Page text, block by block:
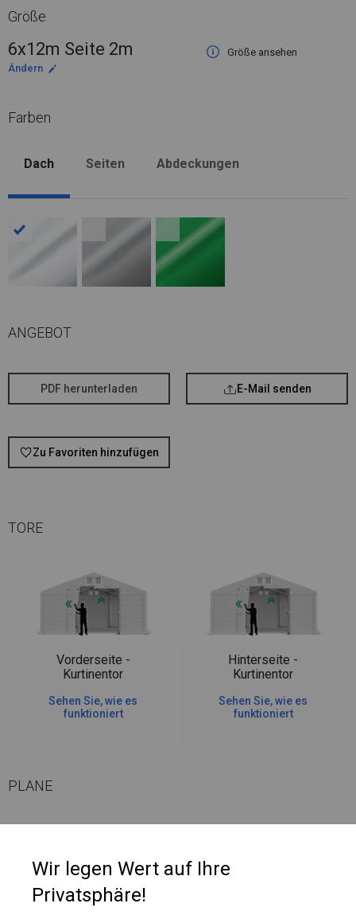
Größe
6x12m Seite 2m
Größe ansehen
Ändern
Farben
Dach Seiten Abdeckungen
ANGEBOT
PDF herunterladen E-Mail senden
Zu Favoriten hinzufügen
TORE
Vorderseite -
Kurtinentor
Sehen Sie, wie es
funktioniert
Hinterseite -
Kurtinentor
Sehen Sie, wie es
funktioniert
PLANE
Diese Art von Plane kann sowohl in ganzjährigen Garagenzelten als auch
in Langzeitlagerzelten verwendet werden.
Wir legen Wert auf Ihre
Privatsphäre!